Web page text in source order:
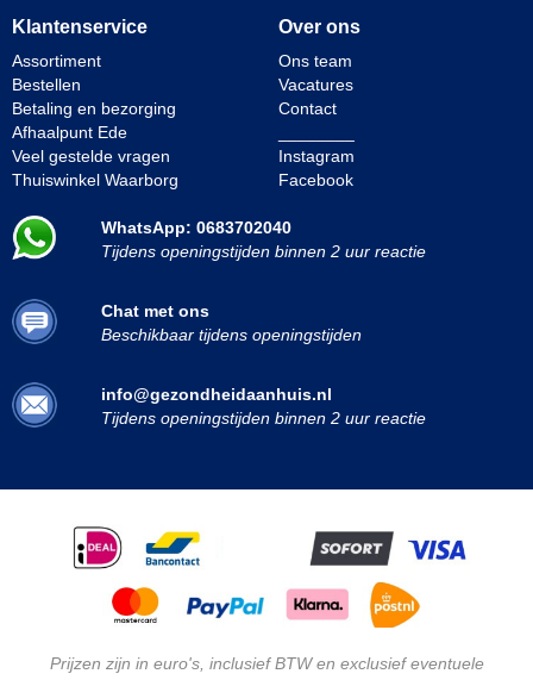
Klantenservice
Assortiment
Bestellen
Betaling en bezorging
Afhaalpunt Ede
Veel gestelde vragen
Thuiswinkel Waarborg
Over ons
Ons team
Vacatures
Contact
Instagram
Facebook
WhatsApp: 0683702040
Tijdens openingstijden binnen 2 uur reactie
Chat met ons
Beschikbaar tijdens openingstijden
info@gezondheidaanhuis.nl
Tijdens openingstijden binnen 2 uur reactie
Prijzen zijn in euro's, inclusief BTW en exclusief eventuele